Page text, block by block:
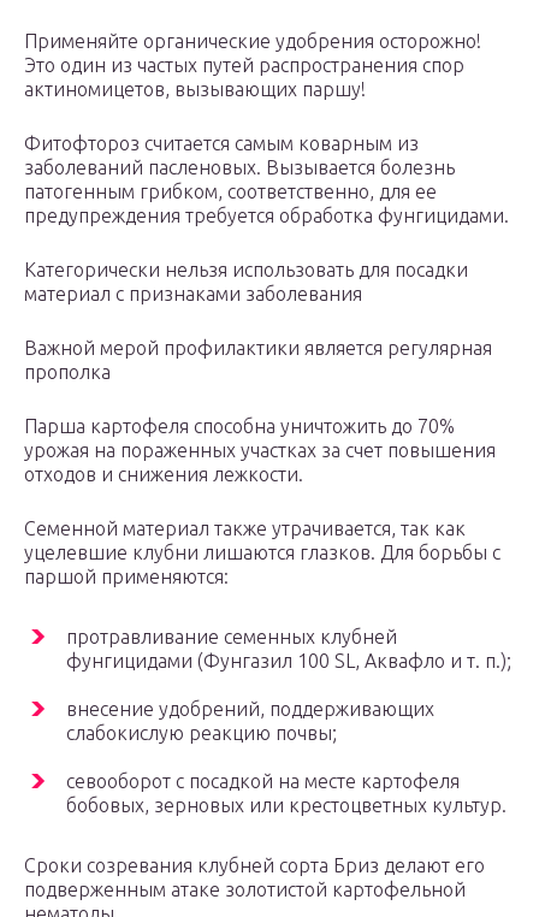
Применяйте органические удобрения осторожно!
Это один из частых путей распространения спор
актиномицетов, вызывающих паршу!
Фитофтороз считается самым коварным из
заболеваний пасленовых. Вызывается болезнь
патогенным грибком, соответственно, для ее
предупреждения требуется обработка фунгицидами.
Категорически нельзя использовать для посадки
материал с признаками заболевания
Важной мерой профилактики является регулярная
прополка
Парша картофеля способна уничтожить до 70%
урожая на пораженных участках за счет повышения
отходов и снижения лежкости.
Семенной материал также утрачивается, так как
уцелевшие клубни лишаются глазков. Для борьбы с
паршой применяются:
протравливание семенных клубней
фунгицидами (Фунгазил 100 SL, Аквафло и т. п.);
внесение удобрений, поддерживающих
слабокислую реакцию почвы;
севооборот с посадкой на месте картофеля
бобовых, зерновых или крестоцветных культур.
Сроки созревания клубней сорта Бриз делают его
подверженным атаке золотистой картофельной